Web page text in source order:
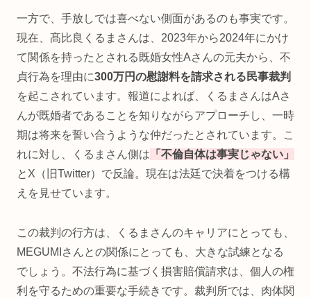
一方で、手放しでは喜べない側面があるのも事実です。
現在、髙比良くるまさんは、2023年から2024年にかけ
て関係を持ったとされる既婚女性Aさんの元夫から、不
貞行為を理由に300万円の慰謝料を請求される民事裁判
を起こされています。報道によれば、くるまさんはAさ
んが既婚者であることを知りながらアプローチし、一時
期は将来を誓い合うような仲だったとされています。こ
れに対し、くるまさん側は 「不倫自体は事実じゃない」
とX（旧Twitter）で反論。現在は法廷で決着をつける構
えを見せています。
この裁判の行方は、くるまさんのキャリアにとっても、
MEGUMIさんとの関係にとっても、大きな試練となる
でしょう。不法行為に基づく損害賠償請求は、個人の権
利を守るための重要な手続きです。裁判所では、肉体関